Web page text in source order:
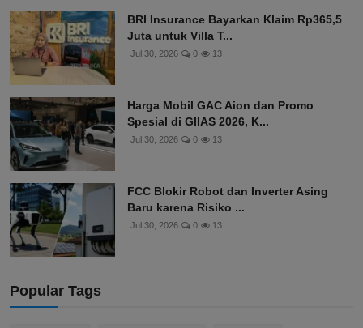
BRI Insurance Bayarkan Klaim Rp365,5
Juta untuk Villa T...
Jul 30, 2026 0 13
Harga Mobil GAC Aion dan Promo
Spesial di GIIAS 2026, K...
Jul 30, 2026 0 13
FCC Blokir Robot dan Inverter Asing
Baru karena Risiko ...
Jul 30, 2026 0 13
Popular Tags